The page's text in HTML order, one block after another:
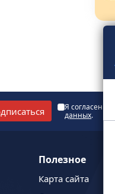
Я согласен с
данных.
Полезное
Карта сайта